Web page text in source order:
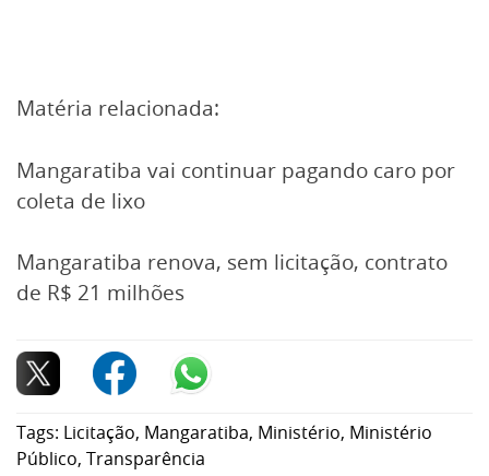
Matéria relacionada:
Mangaratiba vai continuar pagando caro por
coleta de lixo
Mangaratiba renova, sem licitação, contrato
de R$ 21 milhões
Tags: Licitação, Mangaratiba, Ministério, Ministério
Público, Transparência